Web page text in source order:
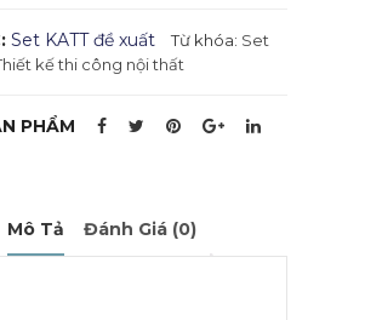
Set KATT đề xuất Từ khóa: Set
kế thi công nội thất
PHẨM
Mô Tả Đánh Giá (0)